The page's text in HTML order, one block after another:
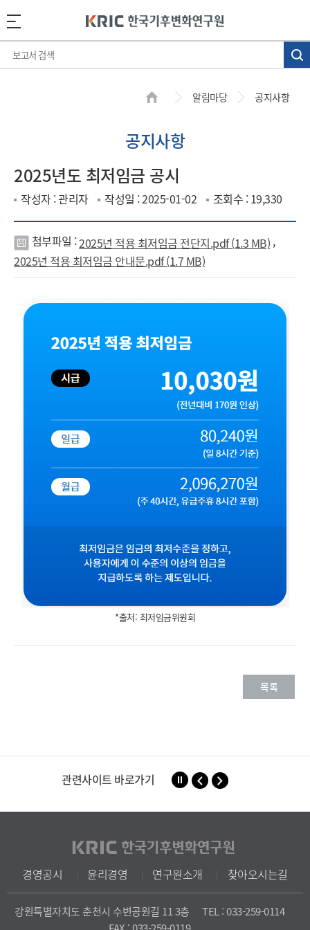
알림마당 공지사항
공지사항
2025년도 최저임금 공시
작성자 : 관리자 작성일 : 2025-01-02 조회수 : 19,330
첨
부
첨부파일 :2025년 적용 최저임금 전단지.pdf (1.3 MB) ,
2025년 적용 최저임금 안내문.pdf (1.7 MB)
*출처: 최저임금위원회
목록
관련사이트 바로가기
경영공시 윤리경영 연구원소개 찾아오시는길
강원특별자치도 춘천시 수변공원길 11 3층
TEL : 033-259-0114